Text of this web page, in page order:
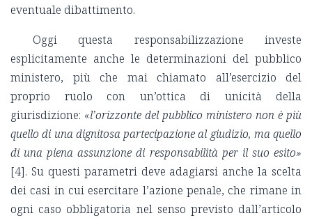
eventuale dibattimento.
Oggi questa responsabilizzazione investe
esplicitamente anche le determinazioni del pubblico
ministero, più che mai chiamato all’esercizio del
proprio ruolo con un’ottica di unicità della
giurisdizione: «l’orizzonte del pubblico ministero non è più
quello di una dignitosa partecipazione al giudizio, ma quello
di una piena assunzione di responsabilità per il suo esito»
[4]. Su questi parametri deve adagiarsi anche la scelta
dei casi in cui esercitare l’azione penale, che rimane in
ogni caso obbligatoria nel senso previsto dall’articolo